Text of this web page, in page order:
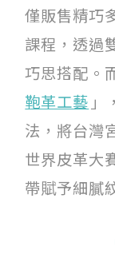
僅販售精巧
課程，透過
巧思搭配。
鞄革工藝 」
法，將台灣
世界皮革大
帶賦予細膩